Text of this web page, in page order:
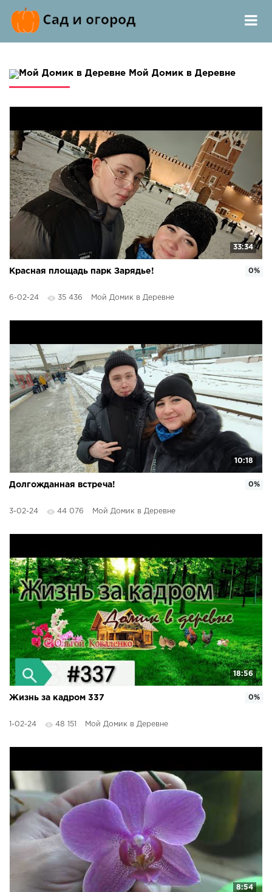
Мой Домик в Деревне
33:34
Красная площадь парк Зарядье!
6-02-24 35 436 Мой Домик в Деревне
0%
10:18
Долгожданная встреча!
3-02-24 44 076 Мой Домик в Деревне
0%
18:56
Жизнь за кадром 337
1-02-24 48 151 Мой Домик в Деревне
0%
8:54